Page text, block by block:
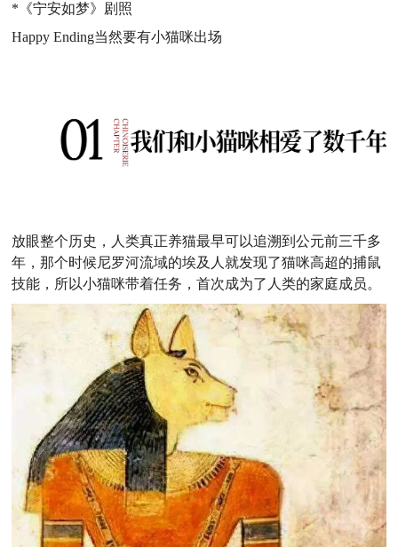
*《宁安如梦》剧照
Happy Ending当然要有小猫咪出场
放眼整个历史，人类真正养猫最早可以追溯到公元前三千多
年，那个时候尼罗河流域的埃及人就发现了猫咪高超的捕鼠
技能，所以小猫咪带着任务，首次成为了人类的家庭成员。